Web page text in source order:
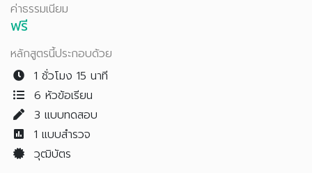
ค่าธรรมเนียม
ฟรี
หลักสูตรนี้ประกอบด้วย
1 ชั่วโมง 15 นาที
6 หัวข้อเรียน
3 แบบทดสอบ
1 แบบสำรวจ
วุฒิบัตร